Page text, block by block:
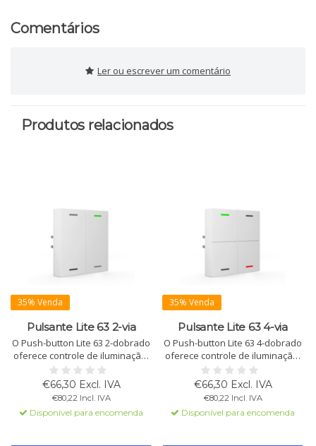
Comentários
Ler ou escrever um comentário
Produtos relacionados
35% Venda
Pulsante Lite 63 2-via
O Push-button Lite 63 2-dobrado
oferece controle de iluminação,
persianas e comutação com 2
LEDs RGBW por par de botões.
Programável para operação com
1 ou 2 botões. Disponível com ou
sem sensor de temperatura.
€66,30 Excl. IVA
€80,22 Incl. IVA
Disponível para encomenda
35% Venda
Pulsante Lite 63 4-via
O Push-button Lite 63 4-dobrado
oferece controle de iluminação,
persianas e comutação com 2
LEDs de estado RGBW por par
de botões. Programável para
operação com 1 ou 2 botões.
Disponível com ou sem sensor
€66,30 Excl. IVA
€80,22 Incl. IVA
Disponível para encomenda